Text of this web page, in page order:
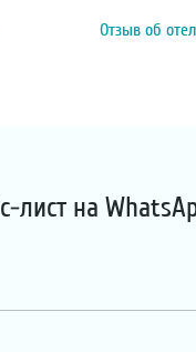
Отзыв об
лист на